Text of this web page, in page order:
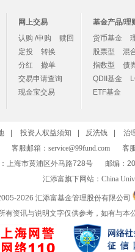
网上交易
认购 /申购
赎回
定投
转换
分红
撤单
交易申请查询
现金宝交易
基金产品/理
货币基金
股票型
混
指数型
债
QDII基金
ETF基金
投资人权益须知 反洗钱
治
客服邮箱： service@99fund.com
客
上海市黄浦区外马路728号
邮编：
汇添富旗下网站： China
2026 汇添富基金管理股份有限公司
有资讯与说明文字仅供参考，如有与本